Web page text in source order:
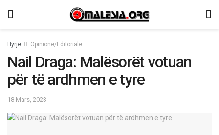
Hyrje Opinione/Editoriale
Nail Draga: Malësorët votuan
për të ardhmen e tyre
18 Mars, 2023